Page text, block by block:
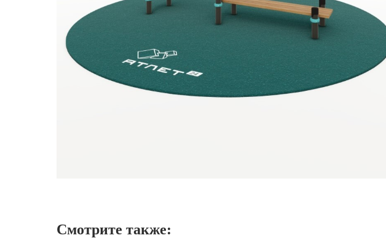
Смотрите также: